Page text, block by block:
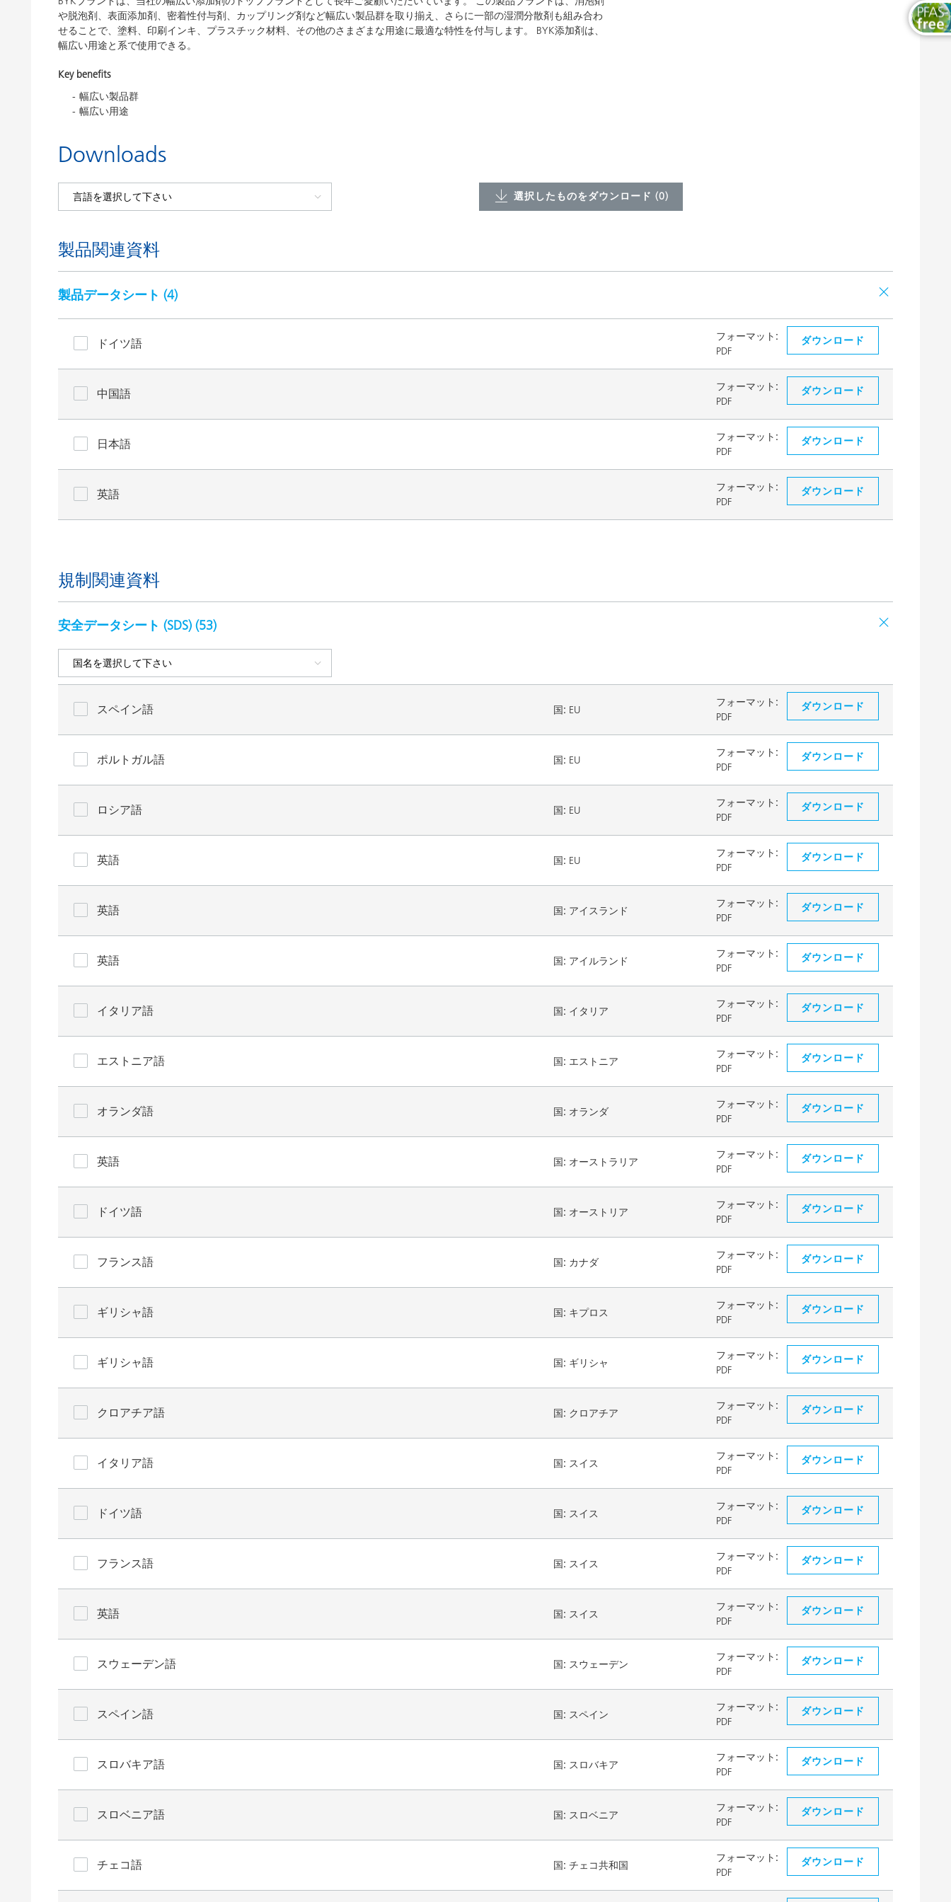
や脱泡剤、表面添加剤、密着性付与剤、カップリング剤など幅広い製品群を取り揃え、さらに一部の湿潤分散剤も組み合わ
せることで、塗料、印刷インキ、プラスチック材料、その他のさまざまな用途に最適な特性を付与します。 BYK添加剤は、
幅広い用途と系で使用できる。
Key benefits
幅広い製品群
幅広い用途
Downloads
選択したものをダウンロード (0)
製品関連資料
製品データシート (4)
ドイツ語
フォーマット:
PDF
ダウンロード
中国語
フォーマット:
PDF
ダウンロード
日本語
フォーマット:
PDF
ダウンロード
英語
フォーマット:
PDF
ダウンロード
規制関連資料
安全データシート (SDS) (53)
スペイン語 国: EU
フォーマット:
PDF
ダウンロード
ポルトガル語 国: EU
フォーマット:
PDF
ダウンロード
ロシア語 国: EU
フォーマット:
PDF
ダウンロード
英語 国: EU
フォーマット:
PDF
ダウンロード
英語 国: アイスランド
フォーマット:
PDF
ダウンロード
英語 国: アイルランド
フォーマット:
PDF
ダウンロード
イタリア語 国: イタリア
フォーマット:
PDF
ダウンロード
エストニア語 国: エストニア
フォーマット:
PDF
ダウンロード
オランダ語 国: オランダ
フォーマット:
PDF
ダウンロード
英語 国: オーストラリア
フォーマット:
PDF
ダウンロード
ドイツ語 国: オーストリア
フォーマット:
PDF
ダウンロード
フランス語 国: カナダ
フォーマット:
PDF
ダウンロード
ギリシャ語 国: キプロス
フォーマット:
PDF
ダウンロード
ギリシャ語 国: ギリシャ
フォーマット:
PDF
ダウンロード
クロアチア語 国: クロアチア
フォーマット:
PDF
ダウンロード
イタリア語 国: スイス
フォーマット:
PDF
ダウンロード
ドイツ語 国: スイス
フォーマット:
PDF
ダウンロード
フランス語 国: スイス
フォーマット:
PDF
ダウンロード
英語 国: スイス
フォーマット:
PDF
ダウンロード
スウェーデン語 国: スウェーデン
フォーマット:
PDF
ダウンロード
スペイン語 国: スペイン
フォーマット:
PDF
ダウンロード
スロバキア語 国: スロバキア
フォーマット:
PDF
ダウンロード
スロベニア語 国: スロベニア
フォーマット:
PDF
ダウンロード
チェコ語 国: チェコ共和国
フォーマット:
PDF
ダウンロード